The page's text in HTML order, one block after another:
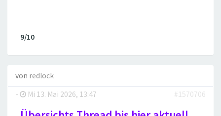
9/10
von redlock
-
Mi 13. Mai 2026, 13:47 #1570706